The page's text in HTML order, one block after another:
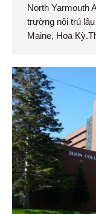
North Yarmouth
trường nội trú
Maine, Hoa